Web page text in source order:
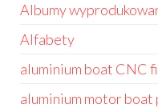
Albumy
Alfabety
aluminium boat CNC
aluminium motor boat